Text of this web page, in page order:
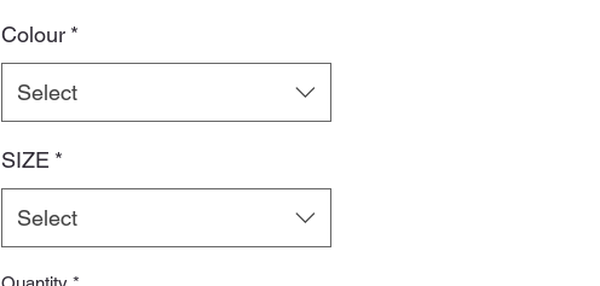
Colour *
Select
SIZE *
Select